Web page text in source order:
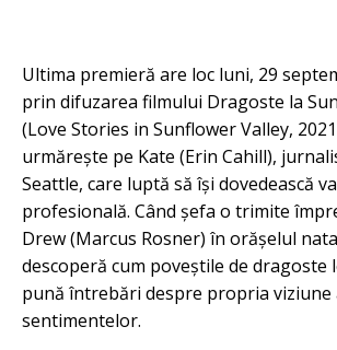
Ultima premieră are loc luni, 29
prin difuzarea filmului Dragoste la
(Love Stories in Sunflower Valley,
urmărește pe Kate (Erin Cahill),
Seattle, care luptă să își dovedească
profesională. Când șefa o trimite
Drew (Marcus Rosner) în orășelul
descoperă cum poveștile de dragoste
pună întrebări despre propria viziune
sentimentelor.